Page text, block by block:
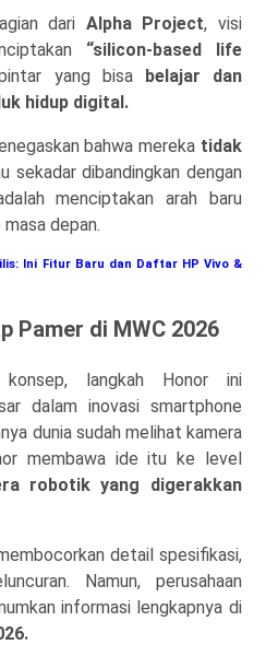
dari Alpha Project, visi
“silicon-based life
yang bisa belajar dan
hidup digital.
bahwa mereka tidak
sekadar dibandingkan dengan
menciptakan arah baru
depan.
Ini Fitur Baru dan Daftar HP Vivo &
Pamer di MWC 2026
langkah Honor ini
dalam inovasi smartphone
dunia sudah melihat kamera
membawa ide itu ke level
robotik yang digerakkan
detail spesifikasi,
Namun, perusahaan
informasi lengkapnya di